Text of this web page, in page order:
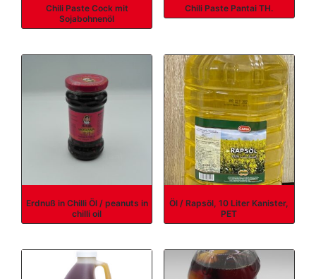
Chili Paste Cock mit
Sojabohnenöl
Chili Paste Pantai TH.
Erdnuß in Chilli Öl / peanuts in
chilli oil
Öl / Rapsöl, 10 Liter Kanister,
PET